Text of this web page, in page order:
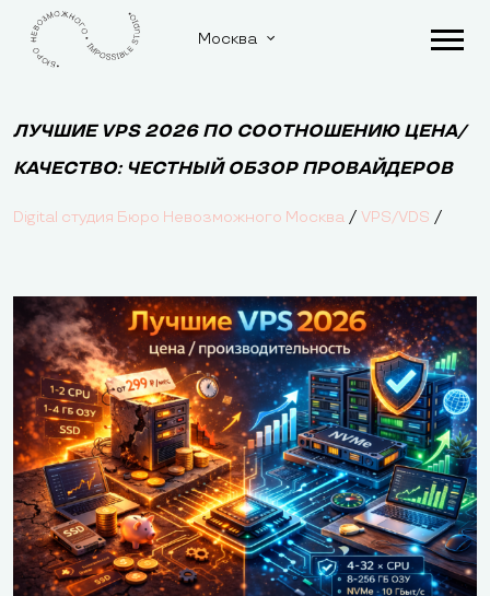
Москва
ЛУЧШИЕ VPS 2026 ПО СООТНОШЕНИЮ ЦЕНА/
КАЧЕСТВO: ЧЕСТНЫЙ ОБЗОР ПРОВАЙДЕРОВ
Digital студия Бюро Невозможного Москва / VPS/VDS /